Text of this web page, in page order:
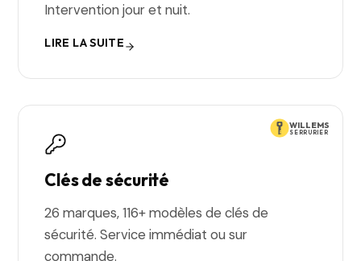
Intervention jour et nuit.
LIRE LA SUITE
WILLEMS
SERRURIER
Clés de sécurité
26 marques, 116+ modèles de clés de
sécurité. Service immédiat ou sur
commande.